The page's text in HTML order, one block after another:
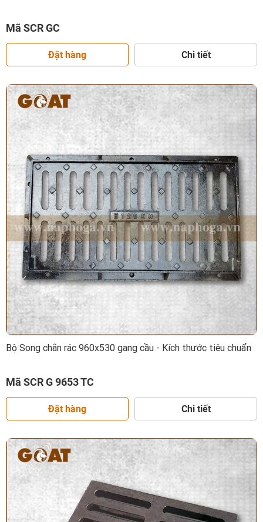
Mã SCR GC
Đặt hàng Chi tiết
Bộ Song chắn rác 960x530 gang cầu - Kích thước tiêu chuẩn
Mã SCR G 9653 TC
Đặt hàng Chi tiết